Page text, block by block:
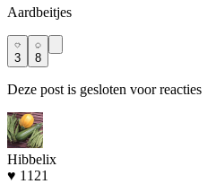
Aardbeitjes
3 8
Deze post is gesloten voor reacties
Hibbelix
♥ 1121